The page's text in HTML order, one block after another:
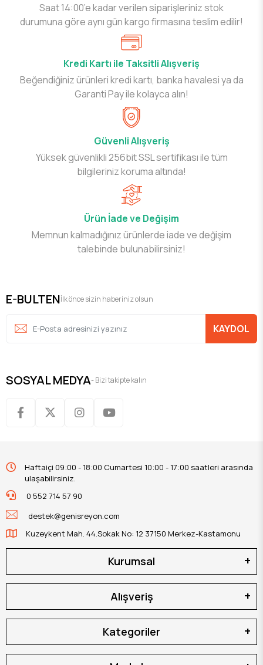
Saat 14:00’e kadar verilen siparişleriniz stok
durumuna göre aynı gün kargo firmasına teslim edilir!
Kredi Kartı ile Taksitli Alışveriş
Beğendiğiniz ürünleri kredi kartı, banka havalesi ya da
Garanti Pay ile kolayca alın!
Güvenli Alışveriş
Yüksek güvenlikli 256bit SSL sertifikası ile tüm
bilgileriniz koruma altında!
Ürün İade ve Değişim
Memnun kalmadığınız ürünlerde iade ve değişim
talebinde bulunabilirsiniz!
E-BULTENİlk önce sizin haberiniz olsun
KAYDOL
SOSYAL MEDYA- Bizi takipte kalın
Haftaiçi 09:00 - 18:00 Cumartesi 10:00 - 17:00 saatleri arasında
ulaşabilirsiniz.
0 552 714 57 90
destek@genisreyon.com
Kuzeykent Mah. 44.Sokak No: 12 37150 Merkez-Kastamonu
Kurumsal
Alışveriş
Kategoriler